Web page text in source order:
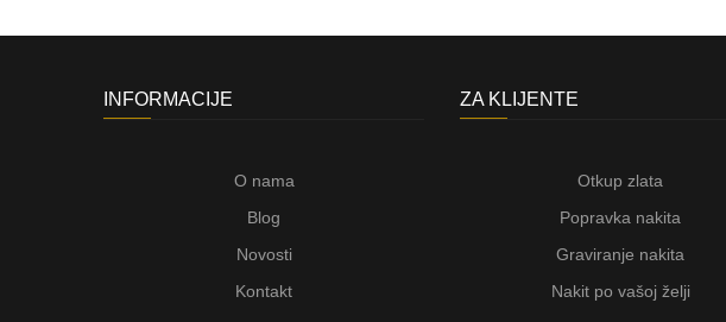
INFORMACIJE
O nama
Blog
Novosti
Kontakt
ZA KLIJENTE
Otkup zlata
Popravka nakita
Graviranje nakita
Nakit po vašoj želji